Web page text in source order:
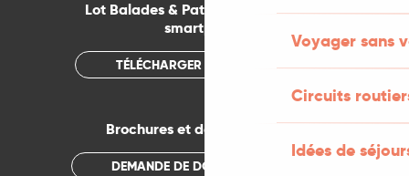
Voyager sans
Circuits
Idées de
Lot Balades & Patrimoines sur votre
smartphone
TÉLÉCHARGER L'APPLICATION
Brochures et documentations
DEMANDE DE DOCUMENTATION